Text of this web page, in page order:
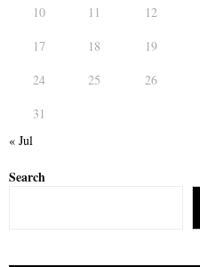
10
11 12
17
18 19
24
25 26
31
« Jul
Search